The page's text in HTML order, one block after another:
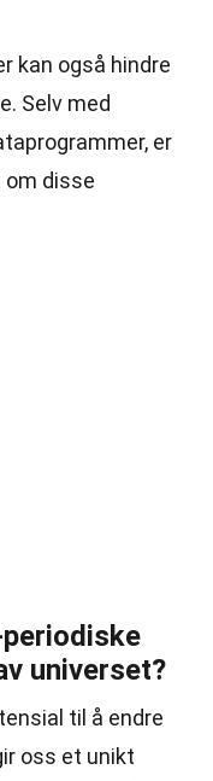
kan også hindre
Selv med
er
disse
universet?
til å endre
oss et unikt